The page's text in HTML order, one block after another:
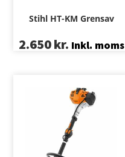
Stihl HT-KM Grensav
2.650kr. Inkl. moms